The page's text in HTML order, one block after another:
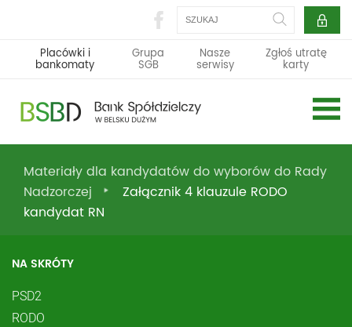
Szukaj
Placówki i
bankomaty
Grupa
SGB
Nasze
serwisy
Zgłoś utratę
karty
Materiały dla kandydatów do wyborów do Rady
Nadzorczej
Załącznik 4 klauzule RODO
kandydat RN
NA SKRÓTY
PSD2
RODO